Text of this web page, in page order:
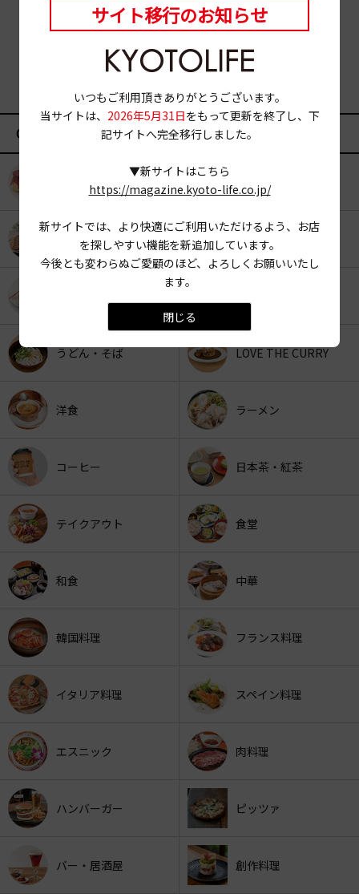
サイト移行のお知らせ
いつもご利用頂きありがとうございます。
当サイトは、 2026年5月31日をもって更新を終了し、下
記サイトへ完全移行しました。
▼新サイトはこちら
https://magazine.kyoto-life.co.jp/
新サイトでは、より快適にご利用いただけるよう、お店
を探しやすい機能を新追加しています。
今後とも変わらぬご愛顧のほど、よろしくお願いいたし
ます。
閉じる
CATEGORY
KYOTO OYATSU CLUB スナックフード
カフェ 京みやげ
うどん・そば LOVE THE CURRY
洋食 ラーメン
コーヒー 日本茶・紅茶
テイクアウト 食堂
和食 中華
韓国料理 フランス料理
イタリア料理 スペイン料理
エスニック 肉料理
ハンバーガー ピッツァ
バー・居酒屋 創作料理